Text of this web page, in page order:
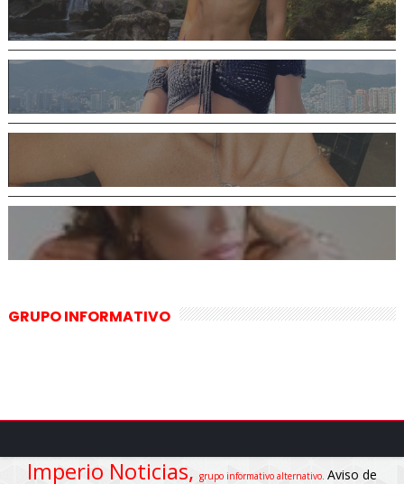
GRUPO INFORMATIVO
Imperio Noticias, grupo informativo alternativo. Aviso de